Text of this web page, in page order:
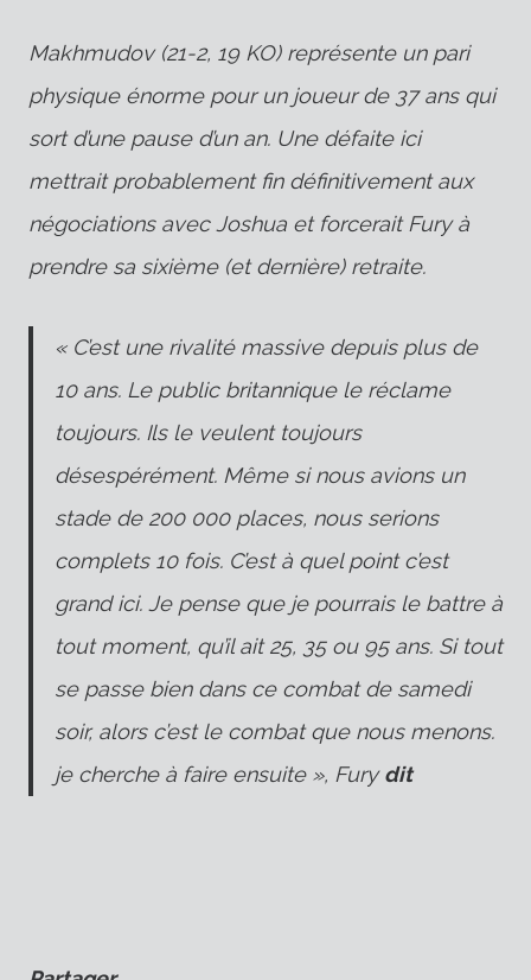
Makhmudov (21-2, 19 KO) représente un pari
physique énorme pour un joueur de 37 ans qui
sort d’une pause d’un an. Une défaite ici
mettrait probablement fin définitivement aux
négociations avec Joshua et forcerait Fury à
prendre sa sixième (et dernière) retraite.
« C’est une rivalité massive depuis plus de
10 ans. Le public britannique le réclame
toujours. Ils le veulent toujours
désespérément. Même si nous avions un
stade de 200 000 places, nous serions
complets 10 fois. C’est à quel point c’est
grand ici. Je pense que je pourrais le battre à
tout moment, qu’il ait 25, 35 ou 95 ans. Si tout
se passe bien dans ce combat de samedi
soir, alors c’est le combat que nous menons.
je cherche à faire ensuite », Furydit